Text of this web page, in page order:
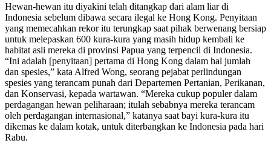
Hewan-hewan itu diyakini telah ditangkap dari alam liar di
Indonesia sebelum dibawa secara ilegal ke Hong Kong. Penyitaan
yang memecahkan rekor itu terungkap saat pihak berwenang bersiap
untuk melepaskan 600 kura-kura yang masih hidup kembali ke
habitat asli mereka di provinsi Papua yang terpencil di Indonesia.
“Ini adalah [penyitaan] pertama di Hong Kong dalam hal jumlah
dan spesies,” kata Alfred Wong, seorang pejabat perlindungan
spesies yang terancam punah dari Departemen Pertanian, Perikanan,
dan Konservasi, kepada wartawan. “Mereka cukup populer dalam
perdagangan hewan peliharaan; itulah sebabnya mereka terancam
oleh perdagangan internasional,” katanya saat bayi kura-kura itu
dikemas ke dalam kotak, untuk diterbangkan ke Indonesia pada hari
Rabu.